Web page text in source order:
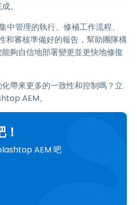
。
管理的執行、修補工作流程、
和審核準備好的報告，幫助團隊構
夠自信地部署變更並更快地修復
帶來更多的一致性和控制嗎？立
AEM。
AEM 吧